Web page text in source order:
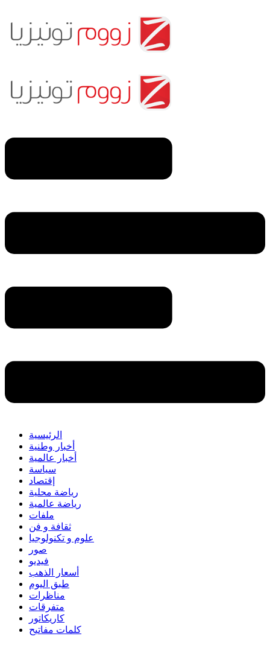
الرئيسية
أخبار وطنية
أخبار عالمية
سياسة
إقتصاد
رياضة محلية
رياضة عالمية
ملفات
ثقافة و فن
علوم و تكنولوجيا
صور
فيديو
أسعار الذهب
طبق اليوم
مناظرات
متفرقات
كاريكاتور
كلمات مفاتيح